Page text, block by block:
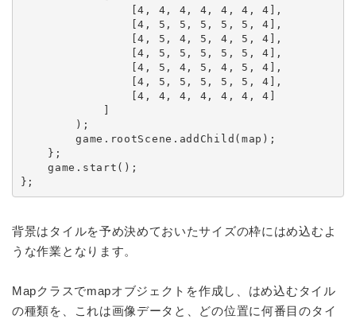
        game.rootScene.addChild(map);
    game.start();
};
背景はタイルを予め決めておいたサイズの枠にはめ込むよ
うな作業となります。
Mapクラスでmapオブジェクトを作成し、はめ込むタイル
の種類を、これは画像データと、どの位置に何番目のタイ